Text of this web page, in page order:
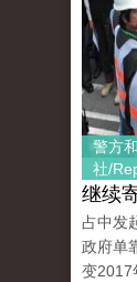
警方
社/
继续
占中发
政府单
变2017